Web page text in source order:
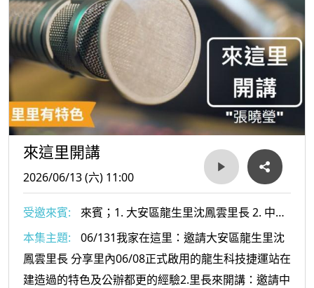
來這里開講
2026/06/13 (六) 11:00
受邀來賓:
來賓；1. 大安區龍生里沈鳳雲里長 2. 中正
區網溪里夏萬浪里長
本集主題:
06/131我家在這里：邀請大安區龍生里沈
鳳雲里長 分享里內06/08正式啟用的龍生科技捷運站在
建造過的特色及公辦都更的經驗2.里長來開講：邀請中